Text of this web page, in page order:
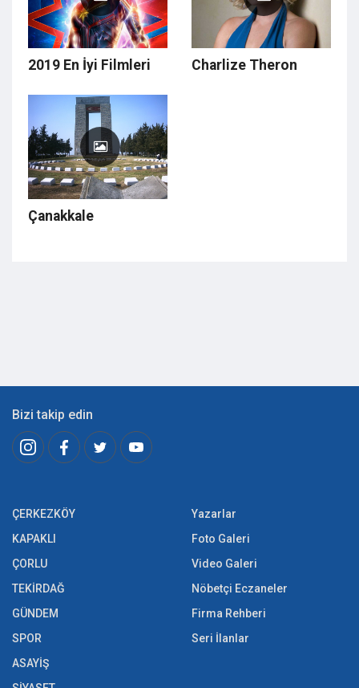
2019 En İyi Filmleri Charlize Theron
Çanakkale
Bizi takip edin
ÇERKEZKÖY
KAPAKLI
ÇORLU
TEKİRDAĞ
GÜNDEM
SPOR
ASAYİŞ
Yazarlar
Foto Galeri
Video Galeri
Nöbetçi Eczaneler
Firma Rehberi
Seri İlanlar